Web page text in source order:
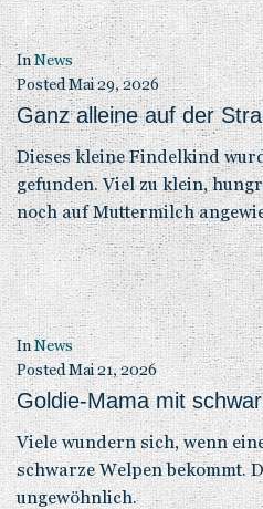
InNews
PostedMai 29, 2026
Ganz alleine auf der
Dieses kleine Findelkind
gefunden. Viel zu klein,
noch auf Muttermilch
InNews
PostedMai 21, 2026
Goldie-Mama mit
Viele wundern sich, wenn
schwarze Welpen bekommt.
ungewöhnlich.